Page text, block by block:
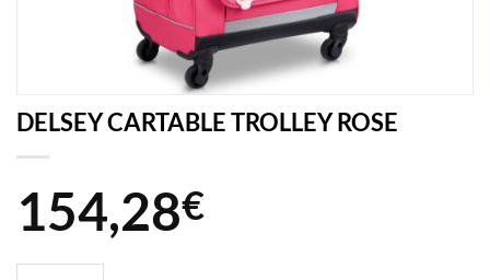
DELSEY CARTABLE TROLLEY ROSE
154,28€